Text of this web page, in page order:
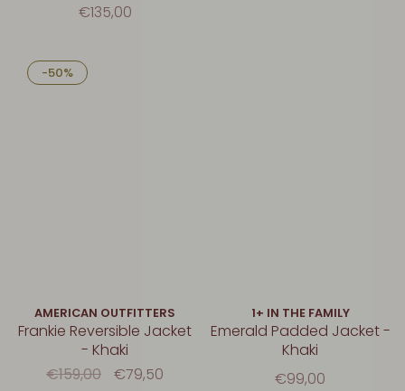
€135,00
-50%
AMERICAN OUTFITTERS
Frankie Reversible Jacket
- Khaki
€159,00
€79,50
1+ IN THE FAMILY
Emerald Padded Jacket -
Khaki
€99,00